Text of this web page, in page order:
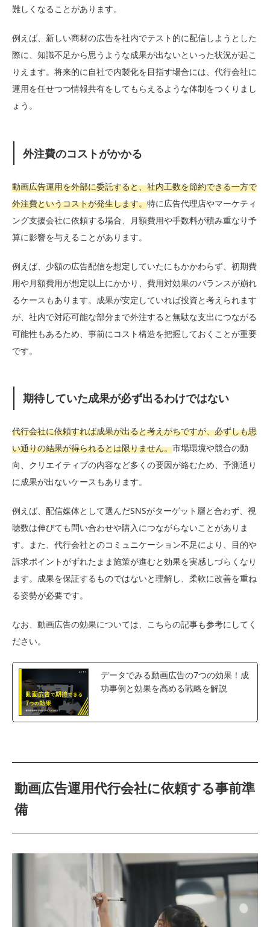
難しくなることがあります。
例えば、新しい商材の広告を社内でテスト的に配信しようとした
際に、知識不足から思うような成果が出ないといった状況が起こ
りえます。将来的に自社で内製化を目指す場合には、代行会社に
運用を任せつつ情報共有をしてもらえるような体制をつくりまし
ょう。
外注費のコストがかかる
動画広告運用を外部に委託すると、社内工数を節約できる一方で
外注費というコストが発生します。特に広告代理店やマーケティ
ング支援会社に依頼する場合、月額費用や手数料が積み重なり予
算に影響を与えることがあります。
例えば、少額の広告配信を想定していたにもかかわらず、初期費
用や月額費用が想定以上にかかり、費用対効果のバランスが崩れ
るケースもあります。成果が安定していれば投資と考えられます
が、社内で対応可能な部分まで外注すると無駄な支出につながる
可能性もあるため、事前にコスト構造を把握しておくことが重要
です。
期待していた成果が必ず出るわけではない
代行会社に依頼すれば成果が出ると考えがちですが、必ずしも思
い通りの結果が得られるとは限りません。市場環境や競合の動
向、クリエイティブの内容など多くの要因が絡むため、予測通り
に成果が出ないケースもあります。
例えば、配信媒体として選んだSNSがターゲット層と合わず、視
聴数は伸びても問い合わせや購入につながらないことがありま
す。また、代行会社とのコミュニケーション不足により、目的や
訴求ポイントがずれたまま施策が進むと効果を実感しづらくなり
ます。成果を保証するものではないと理解し、柔軟に改善を重ね
る姿勢が必要です。
なお、動画広告の効果については、こちらの記事も参考にしてく
ださい。
データでみる動画広告の7つの効果！成
功事例と効果を高める戦略を解説
動画広告運用代行会社に依頼する事前準
備